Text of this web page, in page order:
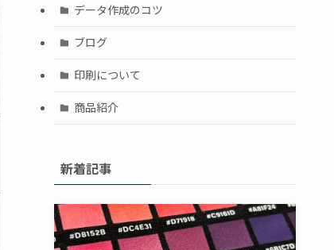
データ作成のコツ
ブログ
印刷について
商品紹介
新着記事